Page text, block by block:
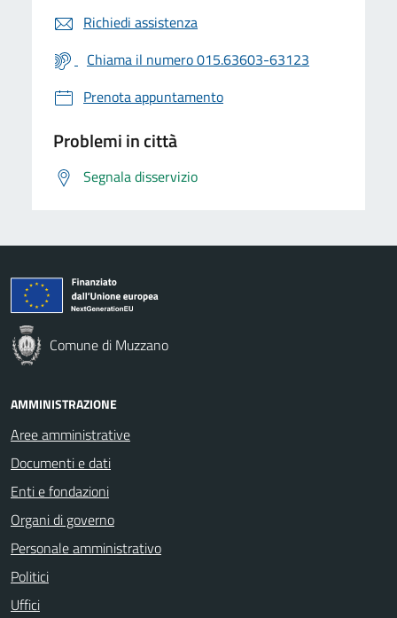
Richiedi assistenza
Chiama il numero 015.63603-63123
Prenota appuntamento
Problemi in città
Segnala disservizio
Comune di Muzzano
AMMINISTRAZIONE
Aree amministrative
Documenti e dati
Enti e fondazioni
Organi di governo
Personale amministrativo
Politici
Uffici